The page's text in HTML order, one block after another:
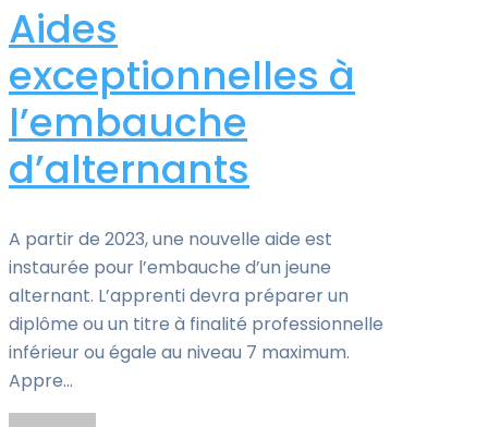
Aides
exceptionnelles à
l’embauche
d’alternants
A partir de 2023, une nouvelle aide est
instaurée pour l’embauche d’un jeune
alternant. L’apprenti devra préparer un
diplôme ou un titre à finalité professionnelle
inférieur ou égale au niveau 7 maximum.
Appre...